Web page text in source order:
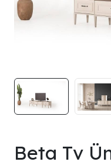
Beta Tv